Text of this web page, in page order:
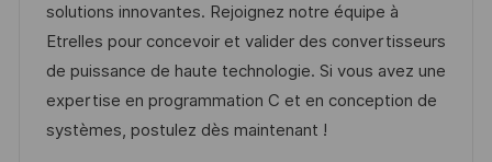
i
o
n
d
D
a
t
e
d
g
o
r
y
solutions innovantes. Rejoignez notre équipe à
Etrelles pour concevoir et valider des convertisseurs
de puissance de haute technologie. Si vous avez une
expertise en programmation C et en conception de
systèmes, postulez dès maintenant !